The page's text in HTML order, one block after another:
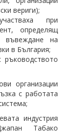
вериги);
при
определящ
въвеждане на
в България;
ръководството
организации
с работата
индустрия
Табако